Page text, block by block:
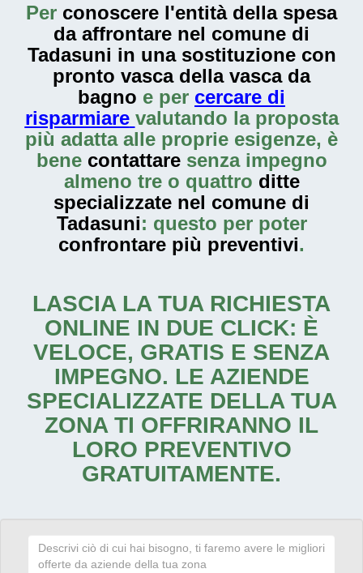
Per conoscere l'entità della spesa
da affrontare nel comune di
Tadasuni in una sostituzione con
pronto vasca della vasca da
bagno e per cercare di
risparmiare valutando la proposta
più adatta alle proprie esigenze, è
bene contattaresenza impegno
almeno tre o quattro ditte
specializzate nel comune di
Tadasuni: questo per poter
confrontare più preventivi.
LASCIA LA TUA RICHIESTA
ONLINE IN DUE CLICK: È
VELOCE, GRATIS E SENZA
IMPEGNO. LE AZIENDE
SPECIALIZZATE DELLA TUA
ZONA TI OFFRIRANNO IL
LORO PREVENTIVO
GRATUITAMENTE.